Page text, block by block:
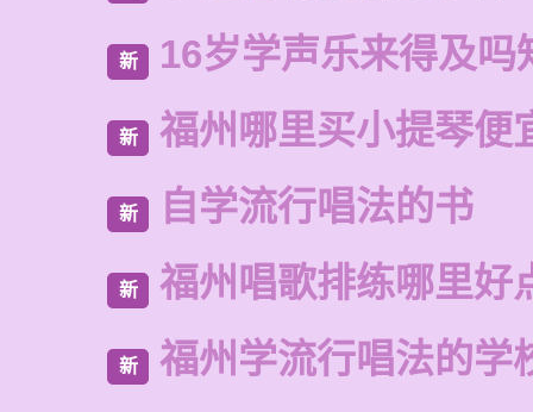
新 16岁学声乐来得及吗
新 福州哪里买小提琴便
新 自学流行唱法的书
新 福州唱歌排练哪里好
新 福州学流行唱法的学